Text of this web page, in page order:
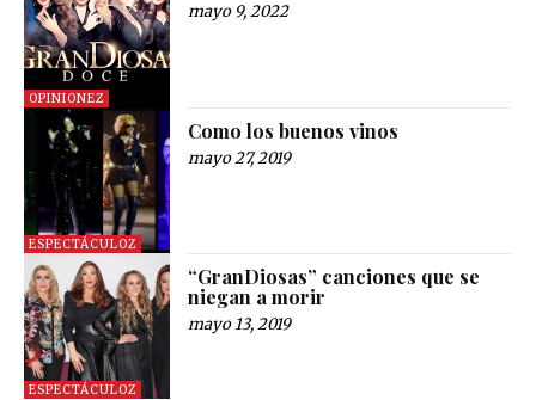
OPINIONEZ
mayo 9, 2022
ESPECTÁCULOZ
Como los buenos vinos
mayo 27, 2019
ESPECTÁCULOZ
“GranDiosas” canciones que se
niegan a morir
mayo 13, 2019